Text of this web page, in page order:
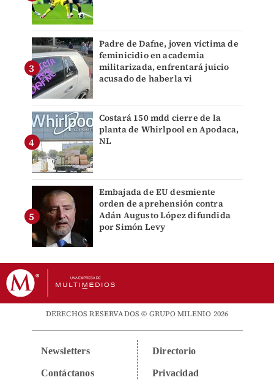
Padre de Dafne, joven víctima de
feminicidio en academia
militarizada, enfrentará juicio
acusado de haberla vi
Costará 150 mdd cierre de la
planta de Whirlpool en Apodaca,
NL
Embajada de EU desmiente
orden de aprehensión contra
Adán Augusto López difundida
por Simón Levy
DERECHOS RESERVADOS © GRUPO MILENIO 2026
Newsletters
Contáctanos
Directorio
Privacidad